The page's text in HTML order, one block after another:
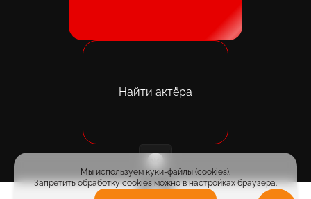
Мы используем куки-файлы (cookies).
Запретить обработку cookies можно в настройках браузера.
Найти актёра